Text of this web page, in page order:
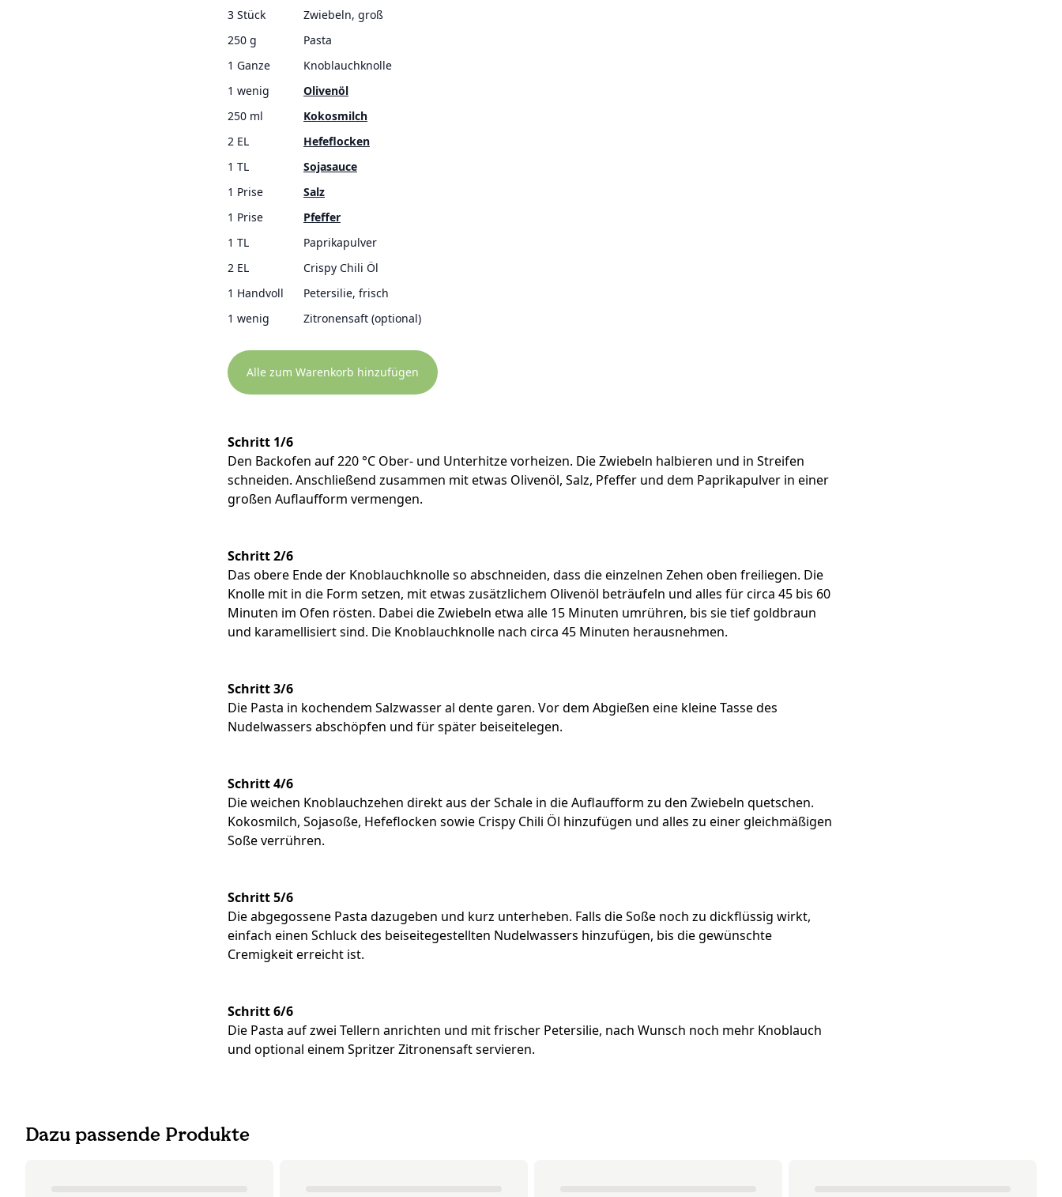
3 Stück
Zwiebeln, groß
250 g
Pasta
1 Ganze
Knoblauchknolle
1 wenig
Olivenöl
250 ml
Kokosmilch
2 EL
Hefeflocken
1 TL
Sojasauce
1 Prise
Salz
1 Prise
Pfeffer
1 TL
Paprikapulver
2 EL
Crispy Chili Öl
1 Handvoll
Petersilie, frisch
1 wenig
Zitronensaft (optional)
Alle zum Warenkorb hinzufügen
Schritt 1/6
Den Backofen auf 220 °C Ober- und Unterhitze vorheizen. Die Zwiebeln halbieren und in Streifen
schneiden. Anschließend zusammen mit etwas Olivenöl, Salz, Pfeffer und dem Paprikapulver in einer
großen Auflaufform vermengen.
Schritt 2/6
Das obere Ende der Knoblauchknolle so abschneiden, dass die einzelnen Zehen oben freiliegen. Die
Knolle mit in die Form setzen, mit etwas zusätzlichem Olivenöl beträufeln und alles für circa 45 bis 60
Minuten im Ofen rösten. Dabei die Zwiebeln etwa alle 15 Minuten umrühren, bis sie tief goldbraun
und karamellisiert sind. Die Knoblauchknolle nach circa 45 Minuten herausnehmen.
Schritt 3/6
Die Pasta in kochendem Salzwasser al dente garen. Vor dem Abgießen eine kleine Tasse des
Nudelwassers abschöpfen und für später beiseitelegen.
Schritt 4/6
Die weichen Knoblauchzehen direkt aus der Schale in die Auflaufform zu den Zwiebeln quetschen.
Kokosmilch, Sojasoße, Hefeflocken sowie Crispy Chili Öl hinzufügen und alles zu einer gleichmäßigen
Soße verrühren.
Schritt 5/6
Die abgegossene Pasta dazugeben und kurz unterheben. Falls die Soße noch zu dickflüssig wirkt,
einfach einen Schluck des beiseitegestellten Nudelwassers hinzufügen, bis die gewünschte
Cremigkeit erreicht ist.
Schritt 6/6
Die Pasta auf zwei Tellern anrichten und mit frischer Petersilie, nach Wunsch noch mehr Knoblauch
und optional einem Spritzer Zitronensaft servieren.
Dazu passende Produkte